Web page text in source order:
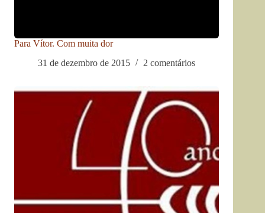
Para Vítor. Com muita dor
31 de dezembro de 2015
2 comentários